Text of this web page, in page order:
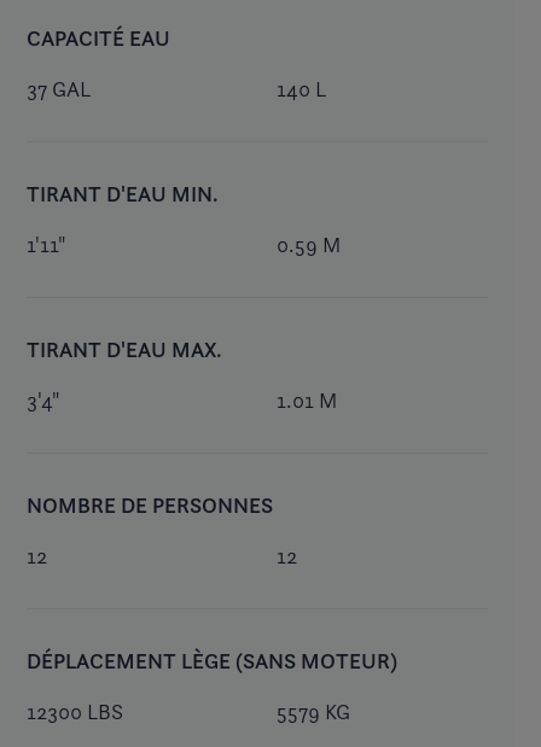
CAPACITÉ EAU
37 GAL 140 L
TIRANT D'EAU MIN.
1'11" 0.59 M
TIRANT D'EAU MAX.
3'4" 1.01 M
NOMBRE DE PERSONNES
12 12
DÉPLACEMENT LÈGE (SANS MOTEUR)
12300 LBS 5579 KG